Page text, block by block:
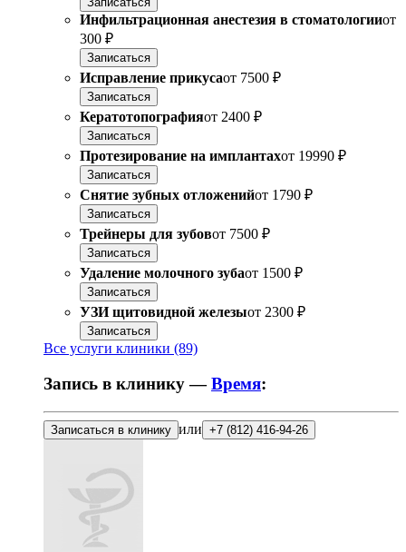
Инфильтрационная анестезия в стоматологииот
300 ₽
Записаться
Исправление прикусаот 7500 ₽
Записаться
Кератотопографияот 2400 ₽
Записаться
Протезирование на имплантахот 19990 ₽
Записаться
Снятие зубных отложенийот 1790 ₽
Записаться
Трейнеры для зубовот 7500 ₽
Записаться
Удаление молочного зубаот 1500 ₽
Записаться
УЗИ щитовидной железыот 2300 ₽
Записаться
Все услуги клиники (89)
Запись в клинику —Время:
Записаться в клинику или +7 (812) 416-94-26